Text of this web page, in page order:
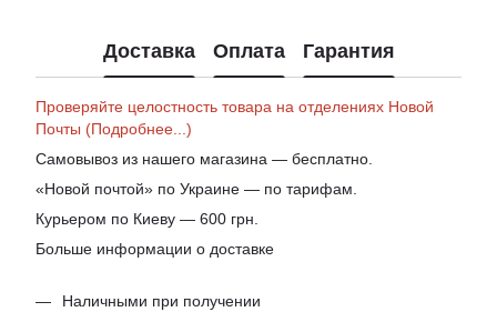
Доставка Оплата Гарантия
Проверяйте целостность товара на отделениях Новой
Почты (Подробнее...)
Самовывоз из нашего магазина — бесплатно.
«Новой почтой» по Украине — по тарифам.
Курьером по Киеву — 600 грн.
Больше информации о доставке
Наличными при получении